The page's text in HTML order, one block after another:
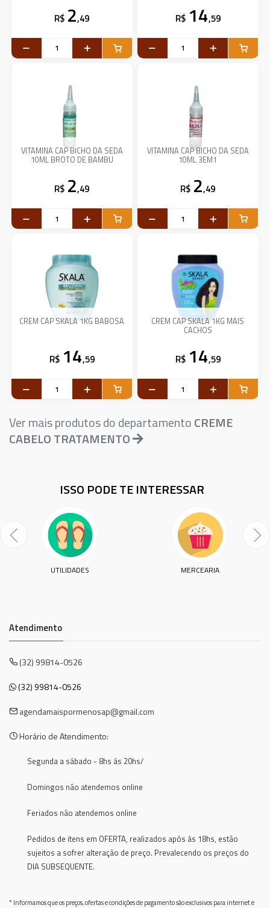
R$ 2,49 R$ 14,59
VITAMINA CAP BICHO DA SEDA
10ML BROTO DE BAMBU
R$ 2,49
VITAMINA CAP BICHO DA SEDA
10ML 3EM1
R$ 2,49
CREM CAP SKALA 1KG BABOSA
R$ 14,59
CREM CAP SKALA 1KG MAIS
CACHOS
R$ 14,59
Ver mais produtos do departamentoCREME
CABELO TRATAMENTO
ISSO PODE TE INTERESSAR
UTILIDADES MERCEARIA
Atendimento
(32) 99814-0526
(32) 99814-0526
agendamaispormenosap@gmail.com
Horário de Atendimento:
Segunda a sábado - 8hs ás 20hs/
Domingos não atendemos online
Feriados não atendemos online
Pedidos de itens em OFERTA, realizados após ás 18hs, estão
sujeitos a sofrer alteração de preço. Prevalecendo os preços do
DIA SUBSEQUENTE.
* Informamos que os preços, ofertas e condições de pagamento são exclusivos para internet e